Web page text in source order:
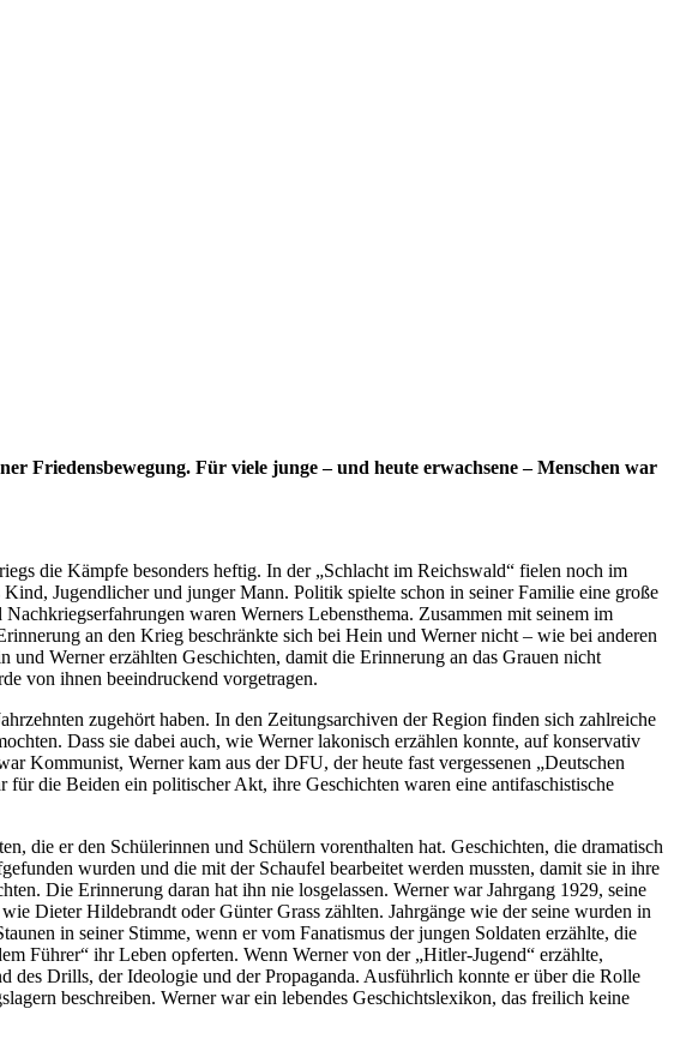
Friedensbewegung. Für viele junge – und heute erwachsene – Menschen war
die Kämpfe besonders heftig. In der „Schlacht im Reichswald“ fielen noch im
Jugendlicher und junger Mann. Politik spielte schon in seiner Familie eine große
waren Werners Lebensthema. Zusammen mit seinem im
an den Krieg beschränkte sich bei Hein und Werner nicht – wie bei anderen
Werner erzählten Geschichten, damit die Erinnerung an das Grauen nicht
von ihnen beeindruckend vorgetragen.
zugehört haben. In den Zeitungsarchiven der Region finden sich zahlreiche
Dass sie dabei auch, wie Werner lakonisch erzählen konnte, auf konservativ
Kommunist, Werner kam aus der DFU, der heute fast vergessenen „Deutschen
die Beiden ein politischer Akt, ihre Geschichten waren eine antifaschistische
die er den Schülerinnen und Schülern vorenthalten hat. Geschichten, die dramatisch
wurden und die mit der Schaufel bearbeitet werden mussten, damit sie in ihre
Die Erinnerung daran hat ihn nie losgelassen. Werner war Jahrgang 1929, seine
Dieter Hildebrandt oder Günter Grass zählten. Jahrgänge wie der seine wurden in
in seiner Stimme, wenn er vom Fanatismus der jungen Soldaten erzählte, die
Führer“ ihr Leben opferten. Wenn Werner von der „Hitler-Jugend“ erzählte,
Drills, der Ideologie und der Propaganda. Ausführlich konnte er über die Rolle
beschreiben. Werner war ein lebendes Geschichtslexikon, das freilich keine